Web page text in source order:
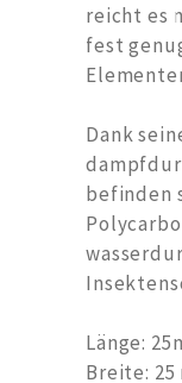
reicht es
fest
Dank
befinden
Länge:
Breite: 25